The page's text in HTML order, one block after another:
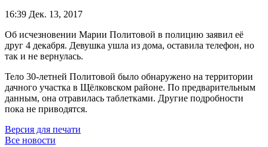
16:39 Дек. 13, 2017
Об исчезновении Марии Политовой в полицию заявил её
друг 4 декабря. Девушка ушла из дома, оставила телефон, но
так и не вернулась.
Тело 30-летней Политовой было обнаружено на территории
дачного участка в Щёлковском районе. По предварительным
данным, она отравилась таблетками. Другие подробности
пока не приводятся.
Версия для печати
Все новости